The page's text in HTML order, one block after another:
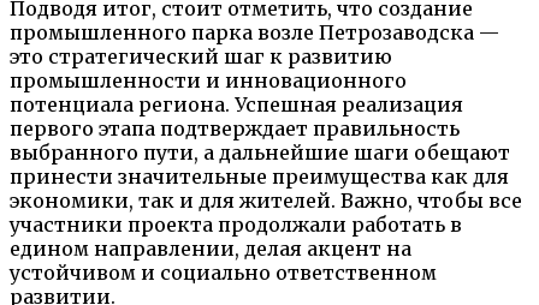
Подводя итог, стоит отметить, что создание
промышленного парка возле Петрозаводска —
это стратегический шаг к развитию
промышленности и инновационного
потенциала региона. Успешная реализация
первого этапа подтверждает правильность
выбранного пути, а дальнейшие шаги обещают
принести значительные преимущества как для
экономики, так и для жителей. Важно, чтобы все
участники проекта продолжали работать в
едином направлении, делая акцент на
устойчивом и социально ответственном
развитии.